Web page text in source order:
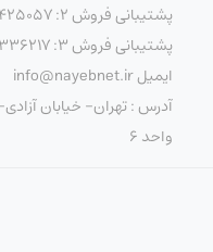
پشتیبانی فروش 2: 09395425057
پشتیبانی فروش 3: 09102336217
ایمیل info@nayebnet.ir
واحد 6